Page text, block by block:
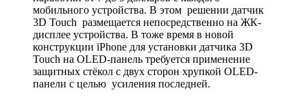
мобильного устройства. В этом решении датчик
3D Touch размещается непосредственно на ЖК-
дисплее устройства. В тоже время в новой
конструкции iPhone для установки датчика 3D
Touch на OLED-панель требуется применение
защитных стёкол с двух сторон хрупкой OLED-
панели с целью усиления последней.